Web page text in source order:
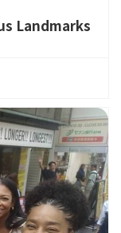
Landmarks